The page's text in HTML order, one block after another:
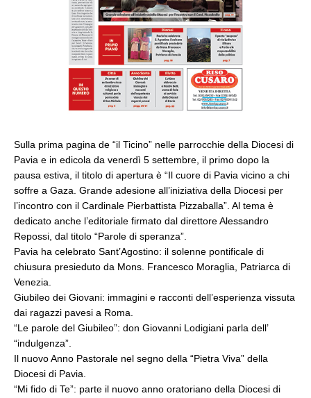
Sulla prima pagina de “il Ticino” nelle parrocchie della Diocesi di
Pavia e in edicola da venerdì 5 settembre, il primo dopo la
pausa estiva, il titolo di apertura è “Il cuore di Pavia vicino a chi
soffre a Gaza. Grande adesione all’iniziativa della Diocesi per
l’incontro con il Cardinale Pierbattista Pizzaballa”. Al tema è
dedicato anche l’editoriale firmato dal direttore Alessandro
Repossi, dal titolo “Parole di speranza”.
Pavia ha celebrato Sant’Agostino: il solenne pontificale di
chiusura presieduto da Mons. Francesco Moraglia, Patriarca di
Venezia.
Giubileo dei Giovani: immagini e racconti dell’esperienza vissuta
dai ragazzi pavesi a Roma.
“Le parole del Giubileo”: don Giovanni Lodigiani parla dell’
“indulgenza”.
Il nuovo Anno Pastorale nel segno della “Pietra Viva” della
Diocesi di Pavia.
“Mi fido di Te”: parte il nuovo anno oratoriano della Diocesi di